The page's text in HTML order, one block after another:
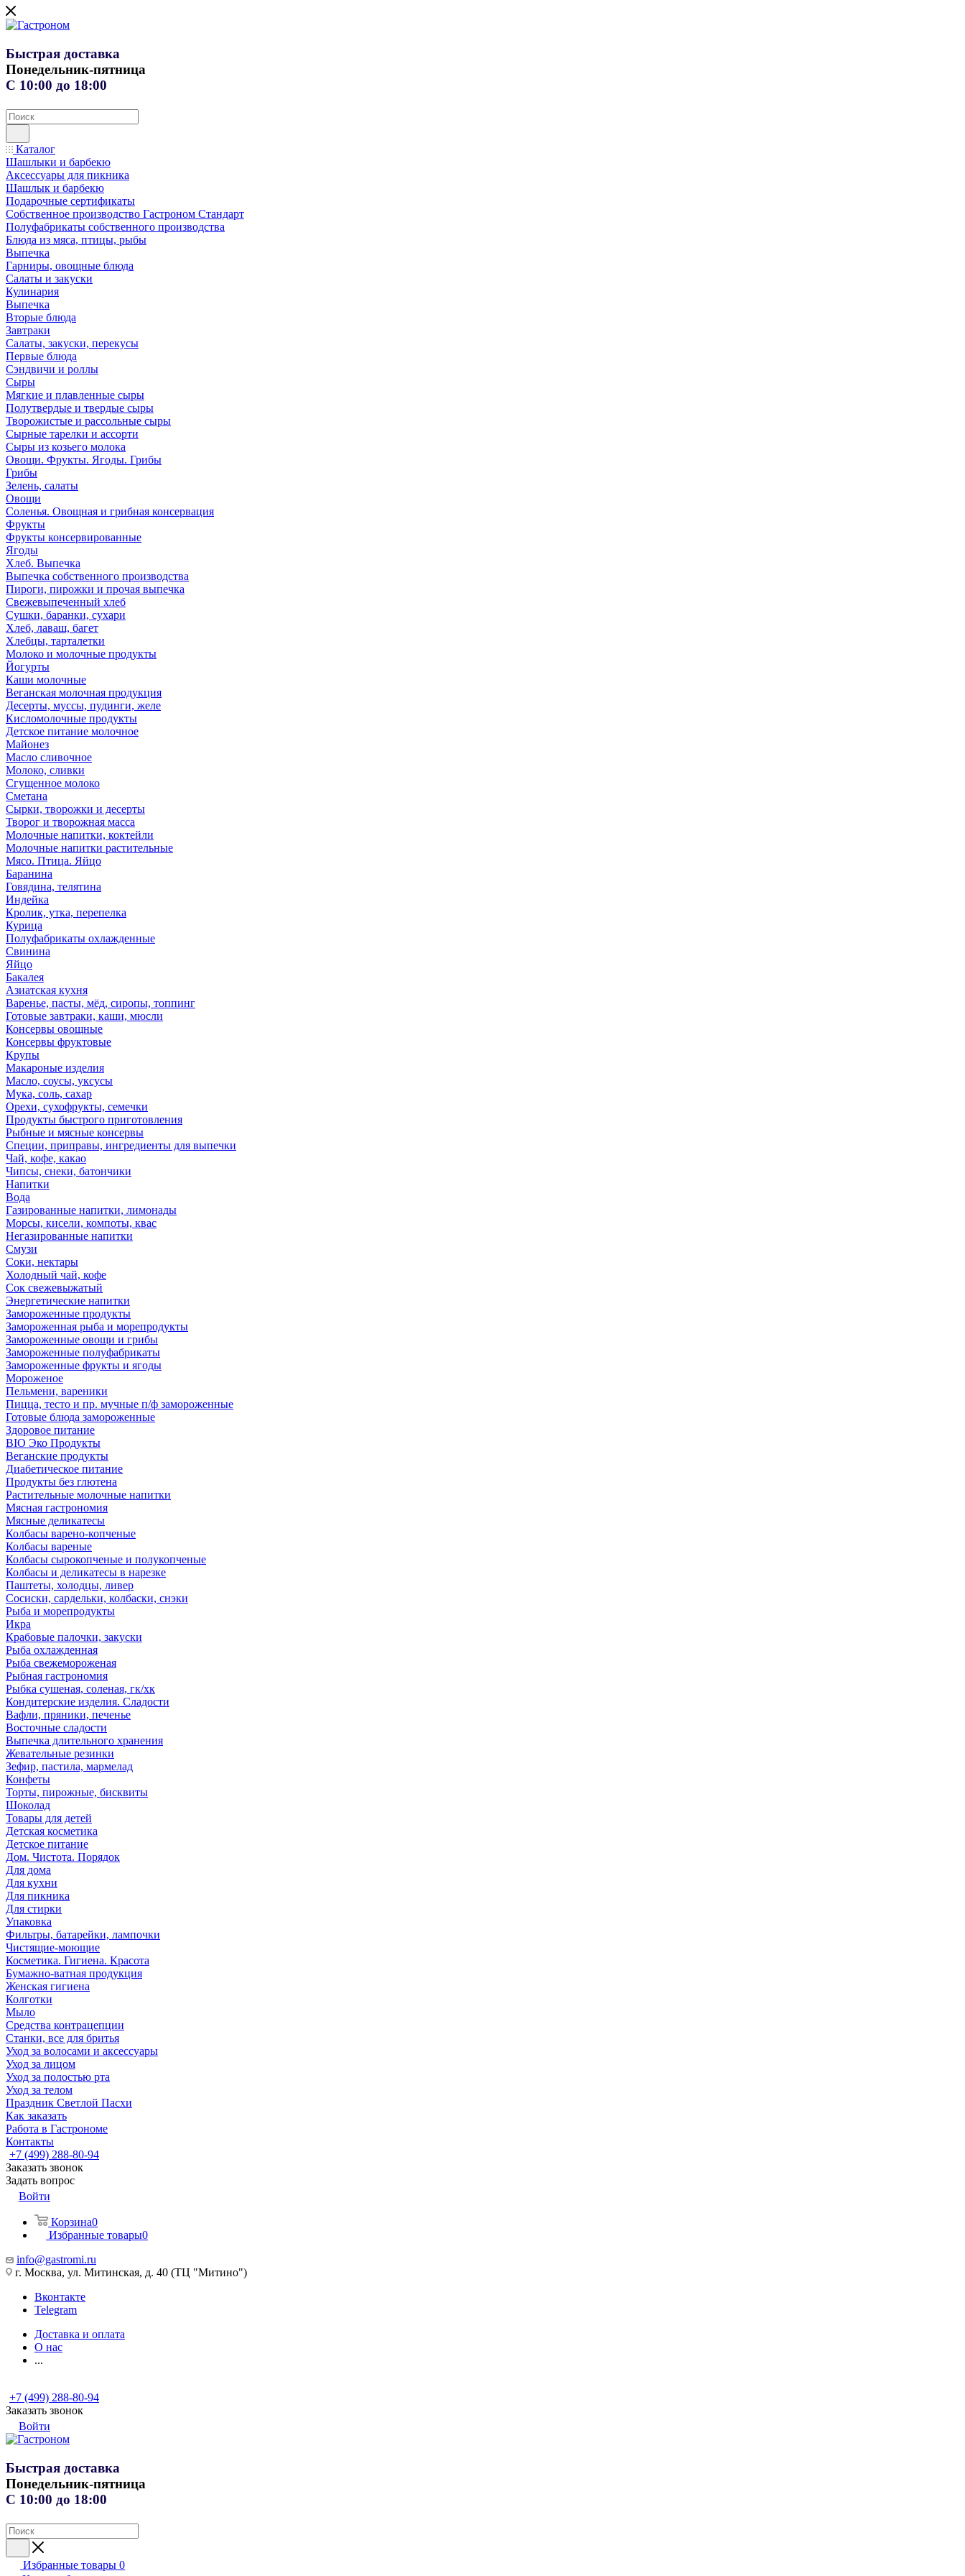
Быстрая доставка
Понедельник-пятница
С 10:00 до 18:00
Каталог
Шашлыки и барбекю
Аксессуары для пикника
Шашлык и барбекю
Подарочные сертификаты
Собственное производство Гастроном Стандарт
Полуфабрикаты собственного производства
Блюда из мяса, птицы, рыбы
Выпечка
Гарниры, овощные блюда
Салаты и закуски
Кулинария
Выпечка
Вторые блюда
Завтраки
Салаты, закуски, перекусы
Первые блюда
Сэндвичи и роллы
Сыры
Мягкие и плавленные сыры
Полутвердые и твердые сыры
Творожистые и рассольные сыры
Сырные тарелки и ассорти
Сыры из козьего молока
Овощи. Фрукты. Ягоды. Грибы
Грибы
Зелень, салаты
Овощи
Соленья. Овощная и грибная консервация
Фрукты
Фрукты консервированные
Ягоды
Хлеб. Выпечка
Выпечка собственного производства
Пироги, пирожки и прочая выпечка
Свежевыпеченный хлеб
Сушки, баранки, сухари
Хлеб, лаваш, багет
Хлебцы, тарталетки
Молоко и молочные продукты
Йогурты
Каши молочные
Веганская молочная продукция
Десерты, муссы, пудинги, желе
Кисломолочные продукты
Детское питание молочное
Майонез
Масло сливочное
Молоко, сливки
Сгущенное молоко
Сметана
Сырки, творожки и десерты
Творог и творожная масса
Молочные напитки, коктейли
Молочные напитки растительные
Мясо. Птица. Яйцо
Баранина
Говядина, телятина
Индейка
Кролик, утка, перепелка
Курица
Полуфабрикаты охлажденные
Свинина
Яйцо
Бакалея
Азиатская кухня
Варенье, пасты, мёд, сиропы, топпинг
Готовые завтраки, каши, мюсли
Консервы овощные
Консервы фруктовые
Крупы
Макароные изделия
Масло, соусы, уксусы
Мука, соль, сахар
Орехи, сухофрукты, семечки
Продукты быстрого приготовления
Рыбные и мясные консервы
Специи, приправы, ингредиенты для выпечки
Чай, кофе, какао
Чипсы, снеки, батончики
Напитки
Вода
Газированные напитки, лимонады
Морсы, кисели, компоты, квас
Негазированные напитки
Смузи
Соки, нектары
Холодный чай, кофе
Сок свежевыжатый
Энергетические напитки
Замороженные продукты
Замороженная рыба и морепродукты
Замороженные овощи и грибы
Замороженные полуфабрикаты
Замороженные фрукты и ягоды
Мороженое
Пельмени, вареники
Пицца, тесто и пр. мучные п/ф замороженные
Готовые блюда замороженные
Здоровое питание
BIO Эко Продукты
Веганские продукты
Диабетическое питание
Продукты без глютена
Растительные молочные напитки
Мясная гастрономия
Мясные деликатесы
Колбасы варено-копченые
Колбасы вареные
Колбасы сырокопченые и полукопченые
Колбасы и деликатесы в нарезке
Паштеты, холодцы, ливер
Сосиски, сардельки, колбаски, снэки
Рыба и морепродукты
Икра
Крабовые палочки, закуски
Рыба охлажденная
Рыба свежемороженая
Рыбная гастрономия
Рыбка сушеная, соленая, гк/хк
Кондитерские изделия. Сладости
Вафли, пряники, печенье
Восточные сладости
Выпечка длительного хранения
Жевательные резинки
Зефир, пастила, мармелад
Конфеты
Торты, пирожные, бисквиты
Шоколад
Товары для детей
Детская косметика
Детское питание
Дом. Чистота. Порядок
Для дома
Для кухни
Для пикника
Для стирки
Упаковка
Фильтры, батарейки, лампочки
Чистящие-моющие
Косметика. Гигиена. Красота
Бумажно-ватная продукция
Женская гигиена
Колготки
Мыло
Средства контрацепции
Станки, все для бритья
Уход за волосами и аксессуары
Уход за лицом
Уход за полостью рта
Уход за телом
Праздник Светлой Пасхи
Как заказать
Работа в Гастрономе
Контакты
+7 (499) 288-80-94
Заказать звонок
Задать вопрос
Войти
Корзина0
Избранные товары0
info@gastromi.ru
г. Москва, ул. Митинская, д. 40 (ТЦ "Митино")
Вконтакте
Telegram
Доставка и оплата
О нас
...
+7 (499) 288-80-94
Заказать звонок
Войти
Быстрая доставка
Понедельник-пятница
С 10:00 до 18:00
Избранные товары 0